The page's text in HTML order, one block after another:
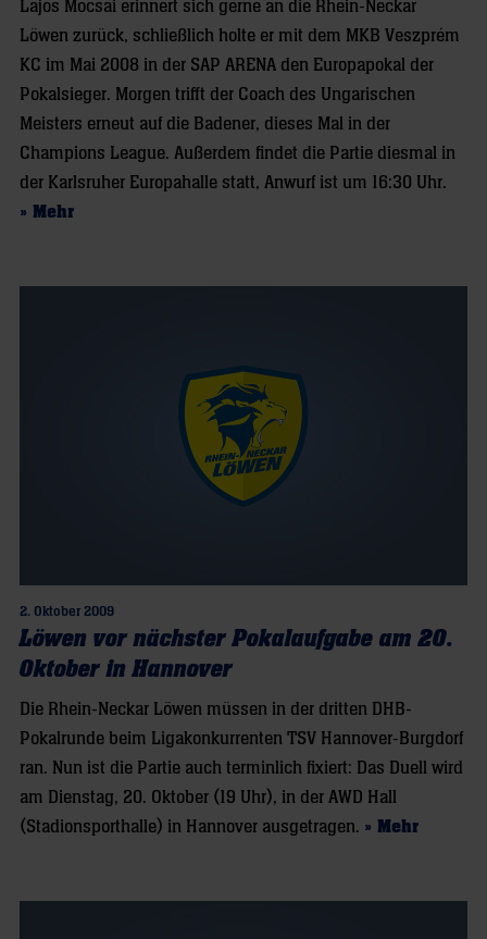
Lajos Mocsai erinnert sich gerne an die Rhein-Neckar
Löwen zurück, schließlich holte er mit dem MKB Veszprém
KC im Mai 2008 in der SAP ARENA den Europapokal der
Pokalsieger. Morgen trifft der Coach des Ungarischen
Meisters erneut auf die Badener, dieses Mal in der
Champions League. Außerdem findet die Partie diesmal in
der Karlsruher Europahalle statt, Anwurf ist um 16:30 Uhr.
» Mehr
2. Oktober 2009
Löwen vor nächster Pokalaufgabe am 20.
Oktober in Hannover
Die Rhein-Neckar Löwen müssen in der dritten DHB-
Pokalrunde beim Ligakonkurrenten TSV Hannover-Burgdorf
ran. Nun ist die Partie auch terminlich fixiert: Das Duell wird
am Dienstag, 20. Oktober (19 Uhr), in der AWD Hall
(Stadionsporthalle) in Hannover ausgetragen. » Mehr